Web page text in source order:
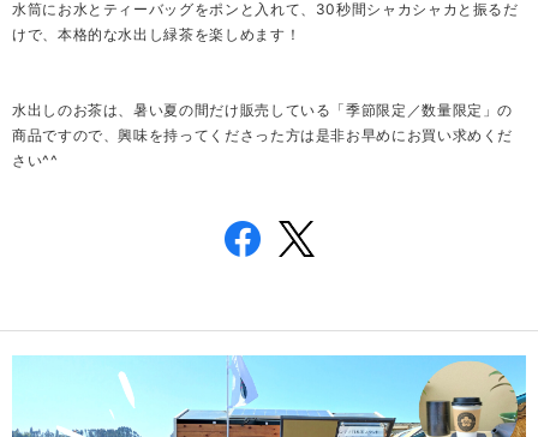
水筒にお水とティーバッグをポンと入れて、30秒間シャカシャカと振るだ
けで、本格的な水出し緑茶を楽しめます！
水出しのお茶は、暑い夏の間だけ販売している「季節限定／数量限定」の
商品ですので、興味を持ってくださった方は是非お早めにお買い求めくだ
さい^^